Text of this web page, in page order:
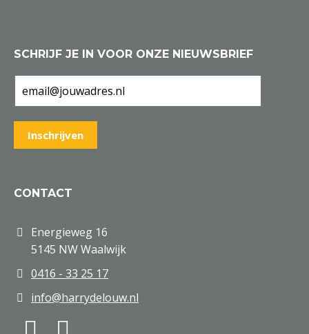
SCHRIJF JE IN VOOR ONZE NIEUWSBRIEF
CONTACT
Energieweg 16
5145 NW Waalwijk
0416 - 33 25 17
info@harrydelouw.nl